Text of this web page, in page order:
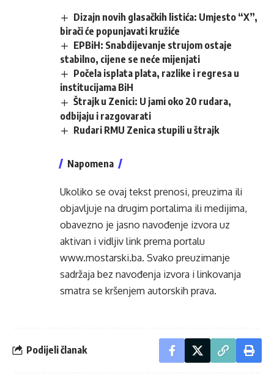
Dizajn novih glasačkih listića: Umjesto “X”,
birači će popunjavati kružiće
EPBiH: Snabdijevanje strujom ostaje
stabilno, cijene se neće mijenjati
Počela isplata plata, razlike i regresa u
institucijama BiH
Štrajk u Zenici: U jami oko 20 rudara,
odbijaju i razgovarati
Rudari RMU Zenica stupili u štrajk
Napomena
Ukoliko se ovaj tekst prenosi, preuzima ili
objavljuje na drugim portalima ili medijima,
obavezno je jasno navođenje izvora uz
aktivan i vidljiv link prema portalu
www.mostarski.ba. Svako preuzimanje
sadržaja bez navođenja izvora i linkovanja
smatra se kršenjem autorskih prava.
Podijeli članak